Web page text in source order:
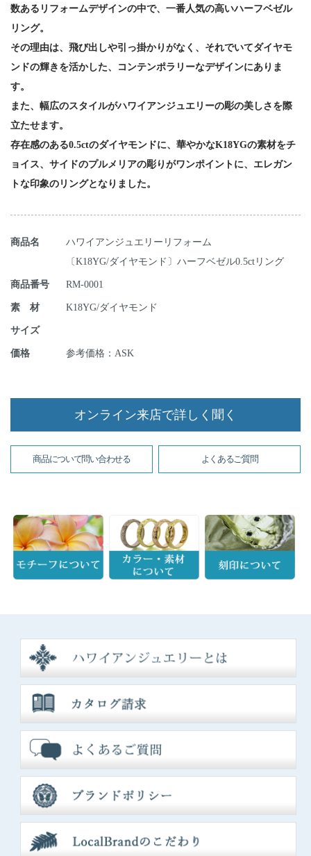
数あるリフォームデザインの中で、一番人気の高いハーフベゼル
リング。
その理由は、飛び出しや引っ掛かりがなく、それでいてダイヤモ
ンドの輝きを活かした、コンテンポラリーなデザインにありま
す。
また、幅広のスタイルがハワイアンジュエリーの彫の美しさを際
立たせます。
存在感のある0.5ctのダイヤモンドに、華やかなK18YGの素材をチ
ョイス、サイドのプルメリアの彫りがワンポイントに、エレガン
トな印象のリングとなりました。
商品名
ハワイアンジュエリーリフォーム
〔K18YG/ダイヤモンド〕ハーフベゼル0.5ctリング
商品番号 RM-0001
素 材 K18YG/ダイヤモンド
サイズ
価格 参考価格：ASK
オンライン来店で詳しく聞く
商品について問い合わせる よくあるご質問